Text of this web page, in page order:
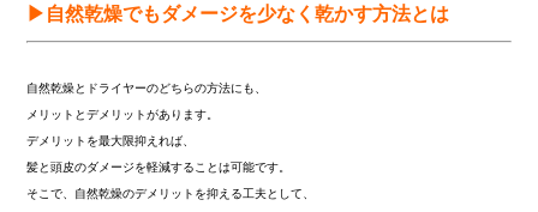
▶自然乾燥でもダメージを少なく乾かす方法とは
自然乾燥とドライヤーのどちらの方法にも、
メリットとデメリットがあります。
デメリットを最大限抑えれば、
髪と頭皮のダメージを軽減することは可能です。
そこで、自然乾燥のデメリットを抑える工夫として、